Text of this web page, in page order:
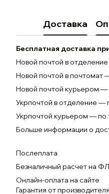
Доставка
Бесплатная доставка
Новой почтой в
Новой почтой в почтомат
Новой почтой курьером —
Укрпочтой в отделение —
Укрпочтой курьером — по
Больше информации о
Послеплата
Безналичный расчет на
Онлайн-оплата на сайте
Гарантия от